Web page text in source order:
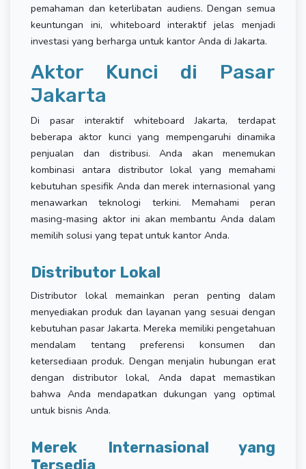
pemahaman dan keterlibatan audiens. Dengan semua
keuntungan ini, whiteboard interaktif jelas menjadi
investasi yang berharga untuk kantor Anda di Jakarta.
Aktor Kunci di Pasar
Jakarta
Di pasar interaktif whiteboard Jakarta, terdapat
beberapa aktor kunci yang mempengaruhi dinamika
penjualan dan distribusi. Anda akan menemukan
kombinasi antara distributor lokal yang memahami
kebutuhan spesifik Anda dan merek internasional yang
menawarkan teknologi terkini. Memahami peran
masing-masing aktor ini akan membantu Anda dalam
memilih solusi yang tepat untuk kantor Anda.
Distributor Lokal
Distributor lokal memainkan peran penting dalam
menyediakan produk dan layanan yang sesuai dengan
kebutuhan pasar Jakarta. Mereka memiliki pengetahuan
mendalam tentang preferensi konsumen dan
ketersediaan produk. Dengan menjalin hubungan erat
dengan distributor lokal, Anda dapat memastikan
bahwa Anda mendapatkan dukungan yang optimal
untuk bisnis Anda.
Merek Internasional yang